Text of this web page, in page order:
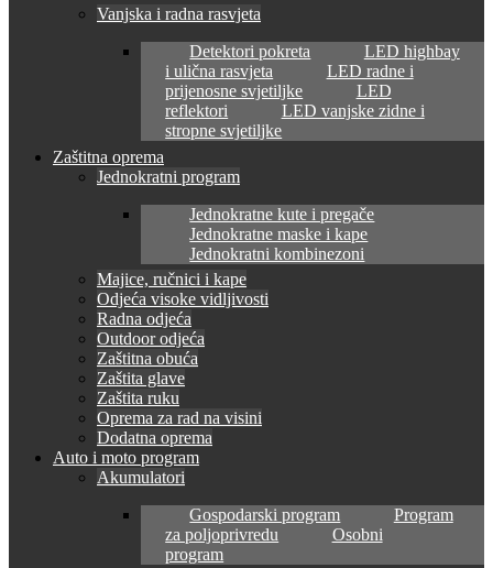
Vanjska i radna rasvjeta
Detektori pokreta
LED highbay
i ulična rasvjeta
LED radne i
prijenosne svjetiljke
LED
reflektori
LED vanjske zidne i
stropne svjetiljke
Zaštitna oprema
Jednokratni program
Jednokratne kute i pregače
Jednokratne maske i kape
Jednokratni kombinezoni
Majice, ručnici i kape
Odjeća visoke vidljivosti
Radna odjeća
Outdoor odjeća
Zaštitna obuća
Zaštita glave
Zaštita ruku
Oprema za rad na visini
Dodatna oprema
Auto i moto program
Akumulatori
Gospodarski program
Program
za poljoprivredu
Osobni
program